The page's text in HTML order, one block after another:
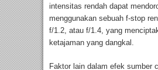
intensitas rendah dapat
menggunakan sebuah f-stop
f/1.2, atau f/1.4, yang
ketajaman yang dangkal.
Faktor lain dalam efek sumber